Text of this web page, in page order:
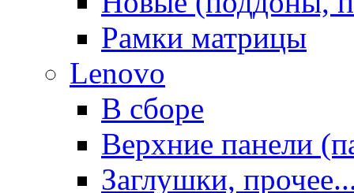
Рамки матрицы
Lenovo
В сборе
Верхние панели
Заглушки,